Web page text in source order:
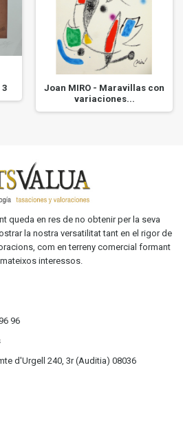
Joan MIRO - Maravillas con
variaciones...
queda en res de no obtenir per la seva
la nostra versatilitat tant en el rigor de
com en terreny comercial formant
interessos.
96
d'Urgell 240, 3r (Auditia) 08036